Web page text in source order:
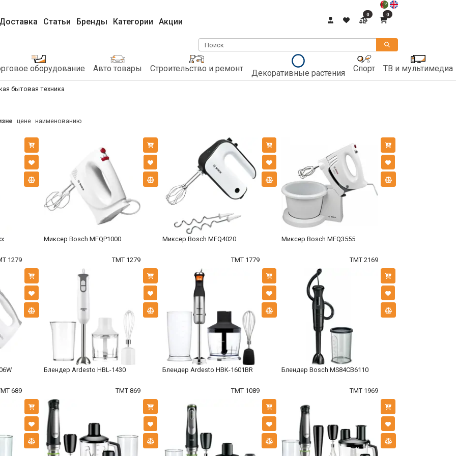
Доставка Статьи Бренды Категории Акции
0 0
Поиск
оборудование Авто товары Строительство и ремонт Декоративные растения Спорт ТВ и мультимедиа
бытовая техника
цене наименованию
1279
Миксер Bosch MFQP1000
TMT 1279
Миксер Bosch MFQ4020
TMT 1779
Миксер Bosch MFQ3555
TMT 2169
689
Блендер Ardesto HBL-1430
TMT 869
Блендер Ardesto HBK-1601BR
TMT 1089
Блендер Bosch MS84CB6110
TMT 1969